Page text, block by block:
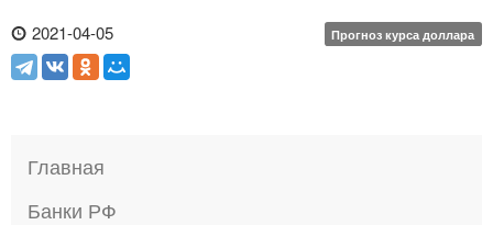
2021-04-05
Прогноз курса доллара
Главная
Банки РФ